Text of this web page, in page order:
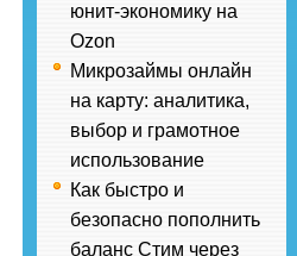
юнит-экономику на
Ozon
Микрозаймы онлайн
на карту: аналитика,
выбор и грамотное
использование
Как быстро и
безопасно пополнить
баланс Стим через